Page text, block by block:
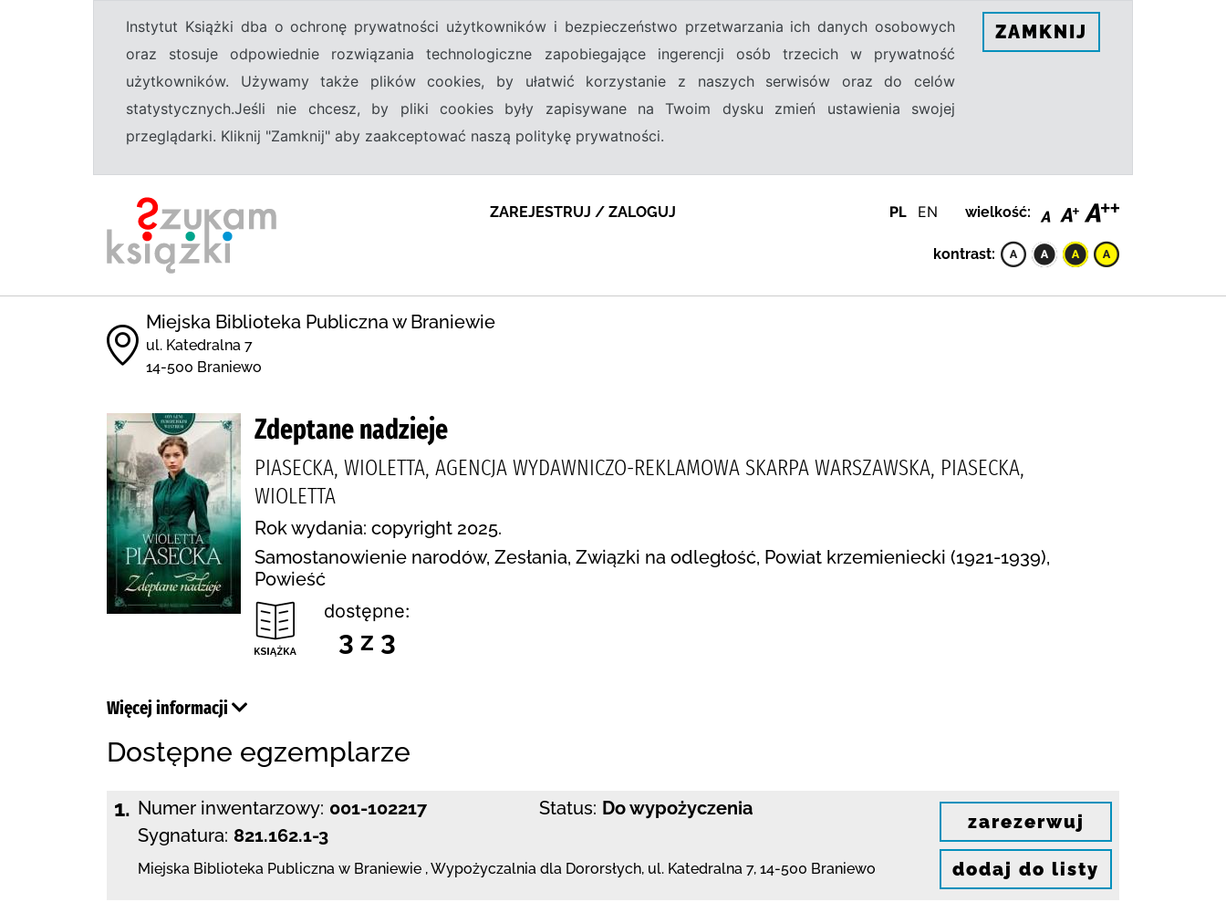
Instytut Książki dba o ochronę prywatności użytkowników i bezpieczeństwo przetwarzania ich danych osobowych
oraz stosuje odpowiednie rozwiązania technologiczne zapobiegające ingerencji osób trzecich w prywatność
użytkowników. Używamy także plików cookies, by ułatwić korzystanie z naszych serwisów oraz do celów
statystycznych.Jeśli nie chcesz, by pliki cookies były zapisywane na Twoim dysku zmień ustawienia swojej
przeglądarki. Kliknij "Zamknij" aby zaakceptować naszą politykę prywatności.
ZAMKNIJ
ZAREJESTRUJ / ZALOGUJ PL EN wielkość:
kontrast:
Miejska Biblioteka Publiczna w Braniewie
ul. Katedralna 7
14-500 Braniewo
Zdeptane nadzieje
PIASECKA, WIOLETTA, AGENCJA WYDAWNICZO-REKLAMOWA SKARPA WARSZAWSKA, PIASECKA,
WIOLETTA
Rok wydania: copyright 2025.
Samostanowienie narodów, Zesłania, Związki na odległość, Powiat krzemieniecki (1921-1939),
Powieść
dostępne:
3 z 3
Więcej informacji
Dostępne egzemplarze
1. Numer inwentarzowy: 001-102217
Sygnatura: 821.162.1-3
Status: Do wypożyczenia
Miejska Biblioteka Publiczna w Braniewie ,Wypożyczalnia dla Dororsłych, ul. Katedralna 7, 14-500 Braniewo
zarezerwuj
dodaj do listy